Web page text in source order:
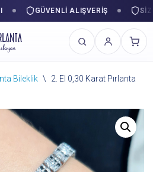
GÜVENLI ALIŞVERIŞ
Bileklik \
2. El 0,30 Karat Pırlanta